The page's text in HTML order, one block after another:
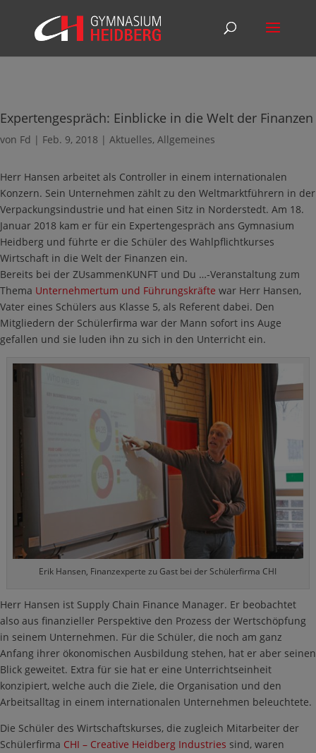
Expertengespräch: Einblicke in die Welt der Finanzen
von Fd | Feb. 9, 2018 | Aktuelles, Allgemeines
Herr Hansen arbeitet als Controller in einem internationalen
Konzern. Sein Unternehmen zählt zu den Weltmarktführern in der
Verpackungsindustrie und hat einen Sitz in Norderstedt. Am 18.
Januar 2018 kam er für ein Expertengespräch ans Gymnasium
Heidberg und führte er die Schüler des Wahlpflichtkurses
Wirtschaft in die Welt der Finanzen ein.
Bereits bei der ZUsammenKUNFT und Du …-Veranstaltung zum
Thema Unternehmertum und Führungskräfte war Herr Hansen,
Vater eines Schülers aus Klasse 5, als Referent dabei. Den
Mitgliedern der Schülerfirma war der Mann sofort ins Auge
gefallen und sie luden ihn zu sich in den Unterricht ein.
Erik Hansen, Finanzexperte zu Gast bei der Schülerfirma CHI
Herr Hansen ist Supply Chain Finance Manager. Er beobachtet
also aus finanzieller Perspektive den Prozess der Wertschöpfung
in seinem Unternehmen. Für die Schüler, die noch am ganz
Anfang ihrer ökonomischen Ausbildung stehen, hat er aber seinen
Blick geweitet. Extra für sie hat er eine Unterrichtseinheit
konzipiert, welche auch die Ziele, die Organisation und den
Arbeitsalltag in einem internationalen Unternehmen beleuchtete.
Die Schüler des Wirtschaftskurses, die zugleich Mitarbeiter der
Schülerfirma CHI – Creative Heidberg Industries sind, waren